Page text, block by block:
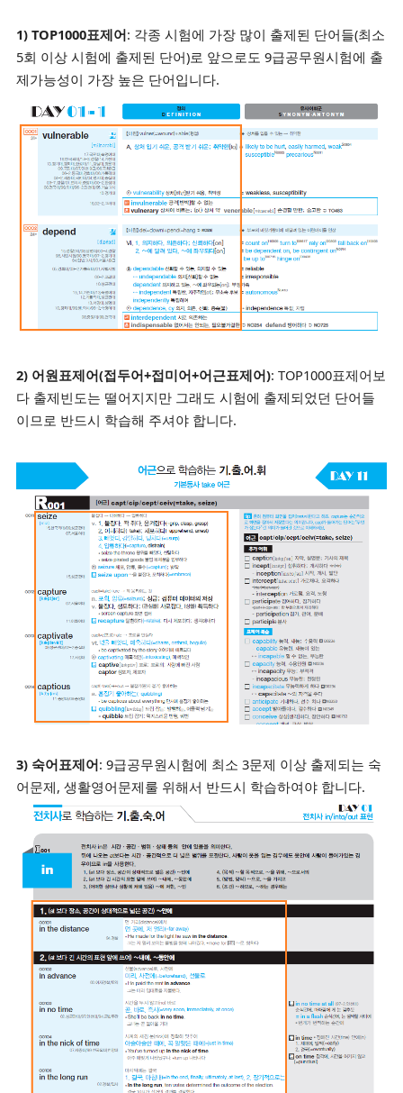
1) TOP1000표제어: 각종 시험에 가장 많이 출제된 단어들(최소
5회 이상 시험에 출제된 단어)로 앞으로도 9급공무원시험에 출
제가능성이 가장 높은 단어입니다.
2) 어원표제어(접두어+접미어+어근표제어): TOP1000표제어보
다 출제빈도는 떨어지지만 그래도 시험에 출제되었던 단어들
이므로 반드시 학습해 주셔야 합니다.
3) 숙어표제어: 9급공무원시험에 최소 3문제 이상 출제되는 숙
어문제, 생활영어문제룰 위해서 반드시 학습하여야 합니다.